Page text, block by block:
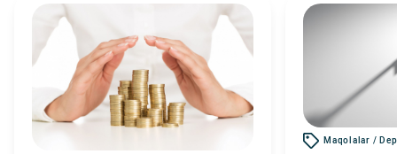
Maqolalar /